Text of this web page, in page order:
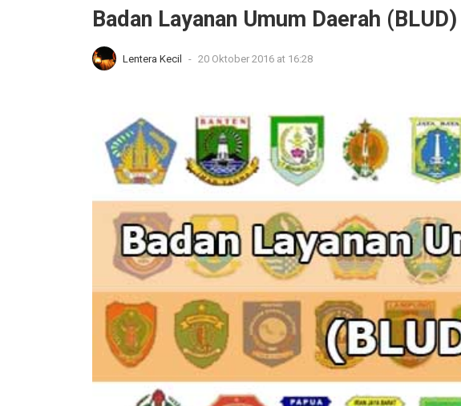
Badan Layanan Umum Daerah (BLUD)
Lentera Kecil - 20 Oktober 2016 at 16:28